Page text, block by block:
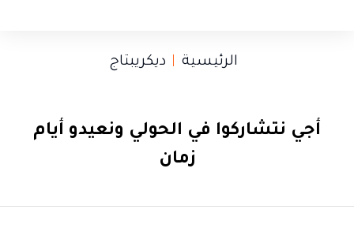
الرئيسية ديكريبتاج
أجي نتشاركوا في الحولي ونعيدو أيام
زمان